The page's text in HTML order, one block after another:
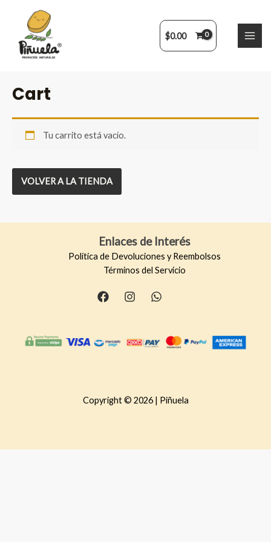
contenido
$0.00
Cart
Tu carrito está vacío.
VOLVER A LA TIENDA
Enlaces de Interés
Política de Devoluciones y Reembolsos
Términos del Servicio
Copyright © 2026 | Piñuela